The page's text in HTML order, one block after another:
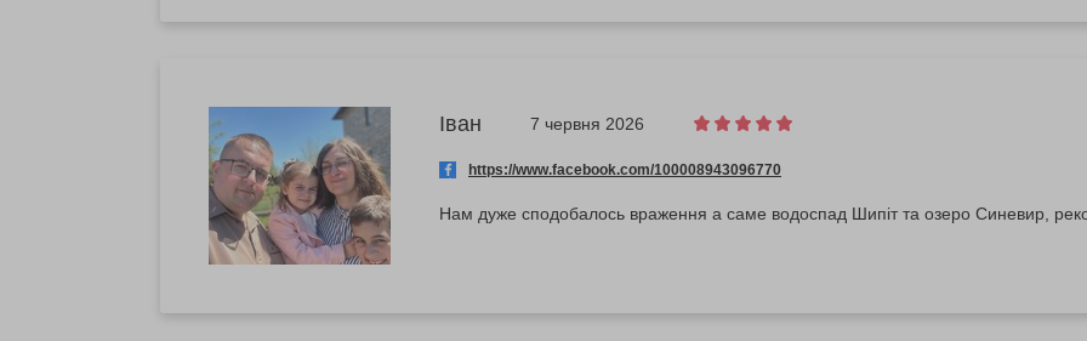
Іван 7 червня 2026
https://www.facebook.com/100008943096770
Нам дуже сподобалось враження а саме водоспад Шипіт та озеро Синевир,